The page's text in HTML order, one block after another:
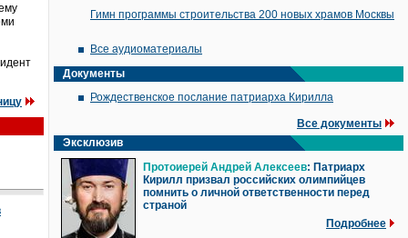
Гимн программы строительства 200 новых храмов Москвы
Все аудиоматериалы
Документы
Рождественское послание патриарха Кирилла
Все документы
Эксклюзив
Протоиерей Андрей Алексеев: Патриарх
Кирилл призвал российских олимпийцев
помнить о личной ответственности перед
страной
Подробнее